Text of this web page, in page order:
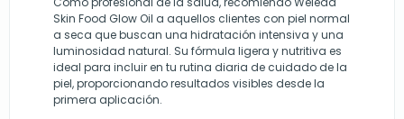
Skin Food Glow Oil a aquellos clientes con piel normal
a seca que buscan una hidratación intensiva y una
luminosidad natural. Su fórmula ligera y nutritiva es
ideal para incluir en tu rutina diaria de cuidado de la
piel, proporcionando resultados visibles desde la
primera aplicación.